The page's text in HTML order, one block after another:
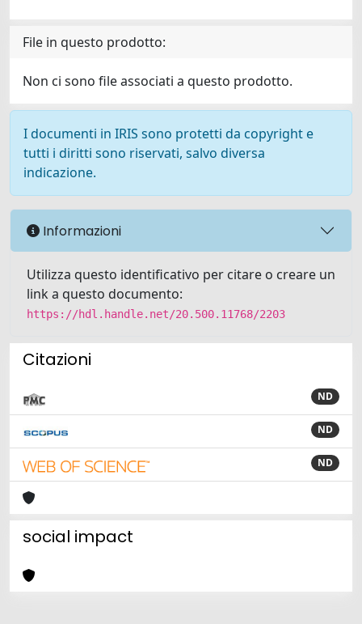
File in questo prodotto:
Non ci sono file associati a questo prodotto.
I documenti in IRIS sono protetti da copyright e
tutti i diritti sono riservati, salvo diversa
indicazione.
Informazioni
Utilizza questo identificativo per citare o creare un
link a questo documento:
https://hdl.handle.net/20.500.11768/2203
Citazioni
ND
ND
ND
social impact